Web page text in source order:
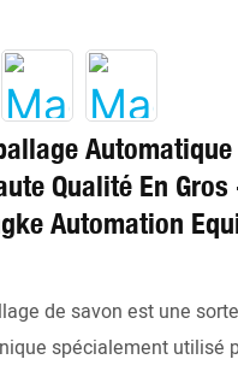
Automatique
Qualité En Gros
Automation
de savon est une sorte
spécialement utilisé